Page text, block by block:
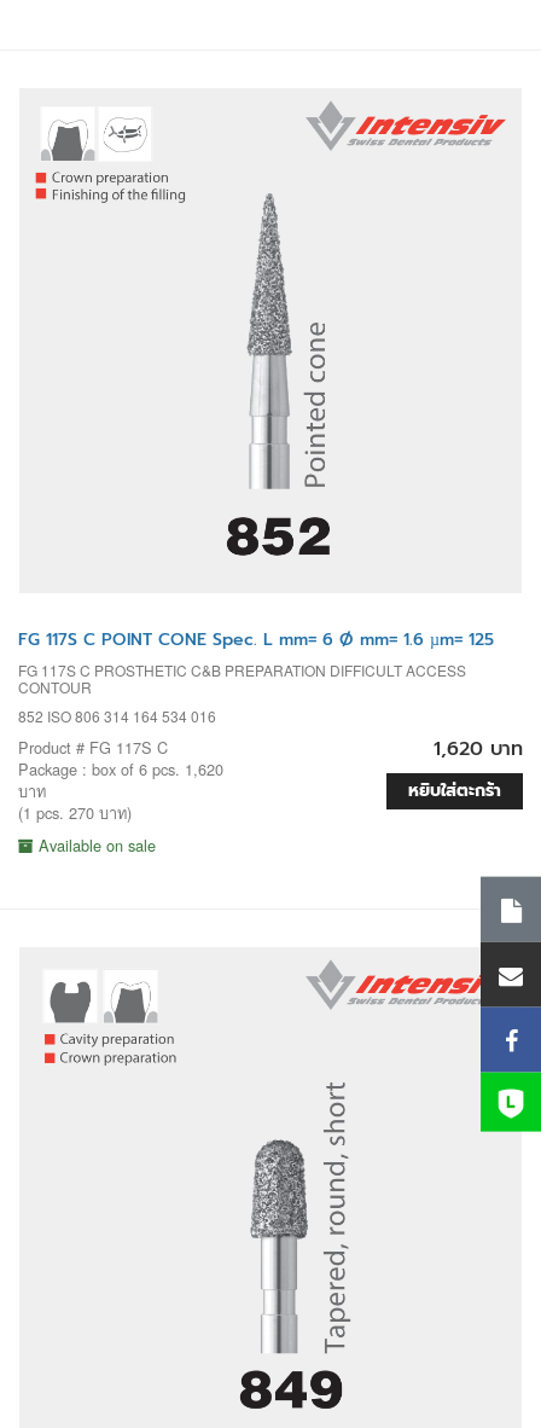
FG 117S C POINT CONE Spec. L mm= 6 Ø mm= 1.6 µm= 125
FG 117S C PROSTHETIC C&B PREPARATION DIFFICULT ACCESS
CONTOUR
852 ISO 806 314 164 534 016
Product # FG 117S C
Package : box of 6 pcs. 1,620
บาท
(1 pcs. 270 บาท)
Available on sale
1,620 บาท
หยิบใส่ตะกร้า